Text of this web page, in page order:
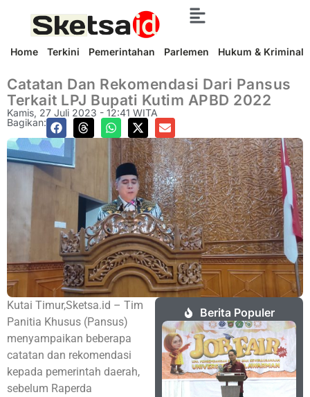
Home Terkini Pemerintahan Parlemen Hukum & Kriminal
Catatan Dan Rekomendasi Dari Pansus
Terkait LPJ Bupati Kutim APBD 2022
Kamis, 27 Juli 2023 - 12:41 WITA
Bagikan:
Kutai Timur,Sketsa.id – Tim
Panitia Khusus (Pansus)
menyampaikan beberapa
catatan dan rekomendasi
kepada pemerintah daerah,
sebelum Raperda
Berita Populer